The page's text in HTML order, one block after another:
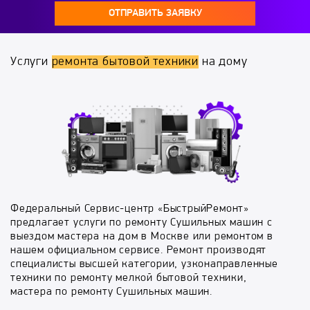
ОТПРАВИТЬ ЗАЯВКУ
Услуги ремонта бытовой техники на дому
Федеральный Сервис-центр «БыстрыйРемонт»
предлагает услуги по ремонту Сушильных машин с
выездом мастера на дом в Москве или ремонтом в
нашем официальном сервисе. Ремонт производят
специалисты высшей категории, узконаправленные
техники по ремонту мелкой бытовой техники,
мастера по ремонту Сушильных машин.